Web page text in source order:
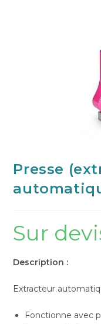
Presse
Sur
Description :
Extracteur
Fonctionne avec